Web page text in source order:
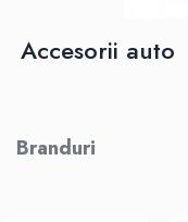
Accesorii auto
Branduri